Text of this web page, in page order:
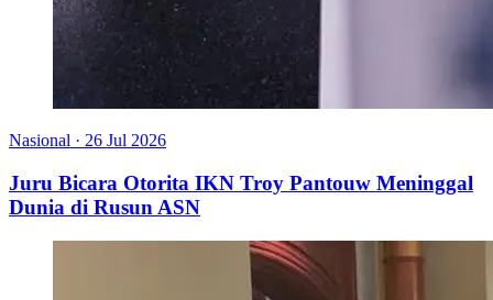
Nasional · 26 Jul 2026
Juru Bicara Otorita IKN Troy Pantouw Meninggal
Dunia di Rusun ASN